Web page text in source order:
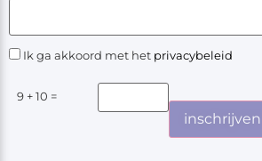
Ik ga akkoord met het privacybeleid
9 + 10 =